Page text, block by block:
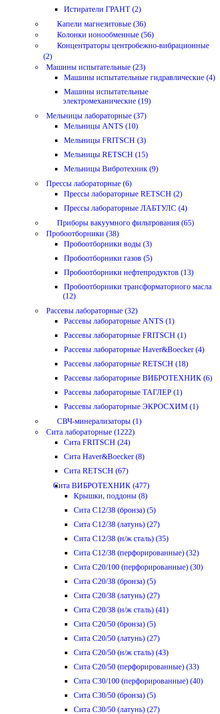
Истиратели ГРАНТ (2)
Капели магнезитовые (36)
Колонки ионообменные (56)
Концентраторы центробежно-вибрационные
(2)
Машины испытательные (23)
Машины испытательные гидравлические (4)
Машины испытательные
электромеханические (19)
Мельницы лабораторные (37)
Мельницы ANTS (10)
Мельницы FRITSCH (3)
Мельницы RETSCH (15)
Мельницы Вибротехник (9)
Прессы лабораторные (6)
Прессы лабораторные RETSCH (2)
Прессы лабораторные ЛАБТУЛС (4)
Приборы вакуумного фильтрования (65)
Пробоотборники (38)
Пробоотборники воды (3)
Пробоотборники газов (5)
Пробоотборники нефтепродуктов (13)
Пробоотборники трансформаторного масла
(12)
Рассевы лабораторные (32)
Рассевы лабораторные ANTS (1)
Рассевы лабораторные FRITSCH (1)
Рассевы лабораторные Haver&Boecker (4)
Рассевы лабораторные RETSCH (18)
Рассевы лабораторные ВИБРОТЕХНИК (6)
Рассевы лабораторные ТАГЛЕР (1)
Рассевы лабораторные ЭКРОСХИМ (1)
СВЧ-минерализаторы (1)
Сита лабораторные (1222)
Сита FRITSCH (24)
Сита Haver&Boecker (8)
Сита RETSCH (67)
Сита ВИБРОТЕХНИК (477)
Крышки, поддоны (8)
Сита С12/38 (бронза) (5)
Сита С12/38 (латунь) (27)
Сита С12/38 (н/ж сталь) (35)
Сита С12/38 (перфорированные) (32)
Сита С20/100 (перфорированные) (30)
Сита С20/38 (бронза) (5)
Сита С20/38 (латунь) (27)
Сита С20/38 (н/ж сталь) (41)
Сита С20/50 (бронза) (5)
Сита С20/50 (латунь) (27)
Сита С20/50 (н/ж сталь) (43)
Сита С20/50 (перфорированные) (33)
Сита С30/100 (перфорированные) (40)
Сита С30/50 (бронза) (5)
Сита С30/50 (латунь) (27)